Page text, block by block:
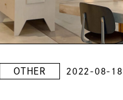
OTHER 2022-08-18